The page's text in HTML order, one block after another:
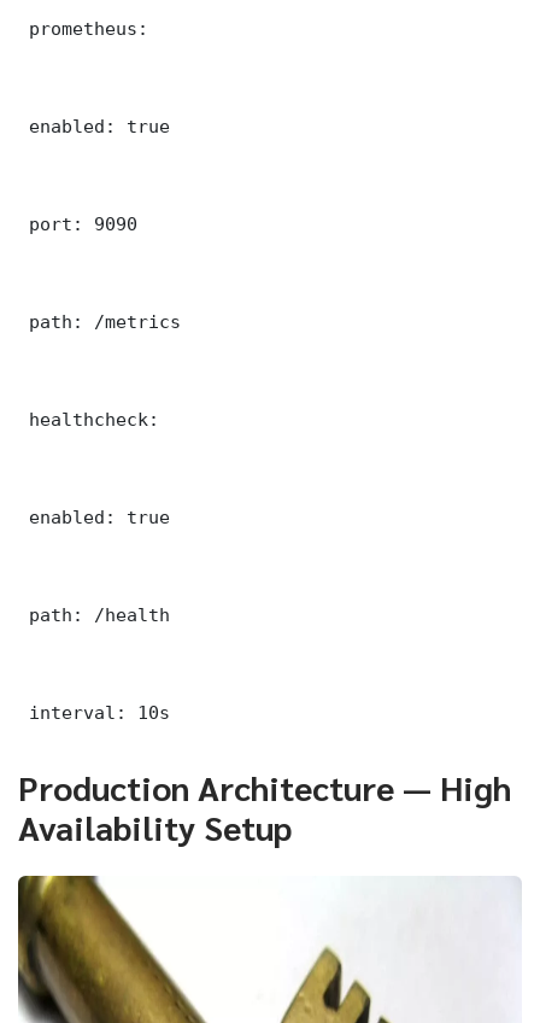
prometheus:
enabled: true
port: 9090
path: /metrics
healthcheck:
enabled: true
path: /health
interval: 10s
Production Architecture — High
Availability Setup